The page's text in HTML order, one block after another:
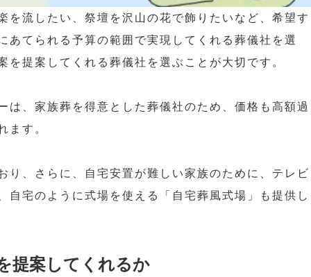
を流したい、祭壇を沢山の花で飾りたいなど、希望す
あてられる予算の範囲で実現してくれる葬儀社を選
を提案してくれる葬儀社を選ぶことが大切です。
は、家族葬を得意とした葬儀社のため、価格も高額過
ます。
り、さらに、自宅安置が難しい家族のために、テレビ
自宅のように式場を使える「自宅葬風式場」も提供し
提案してくれるか